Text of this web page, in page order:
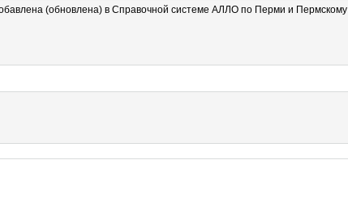
(обновлена) в Справочной системе АЛЛО по Перми и Пермскому